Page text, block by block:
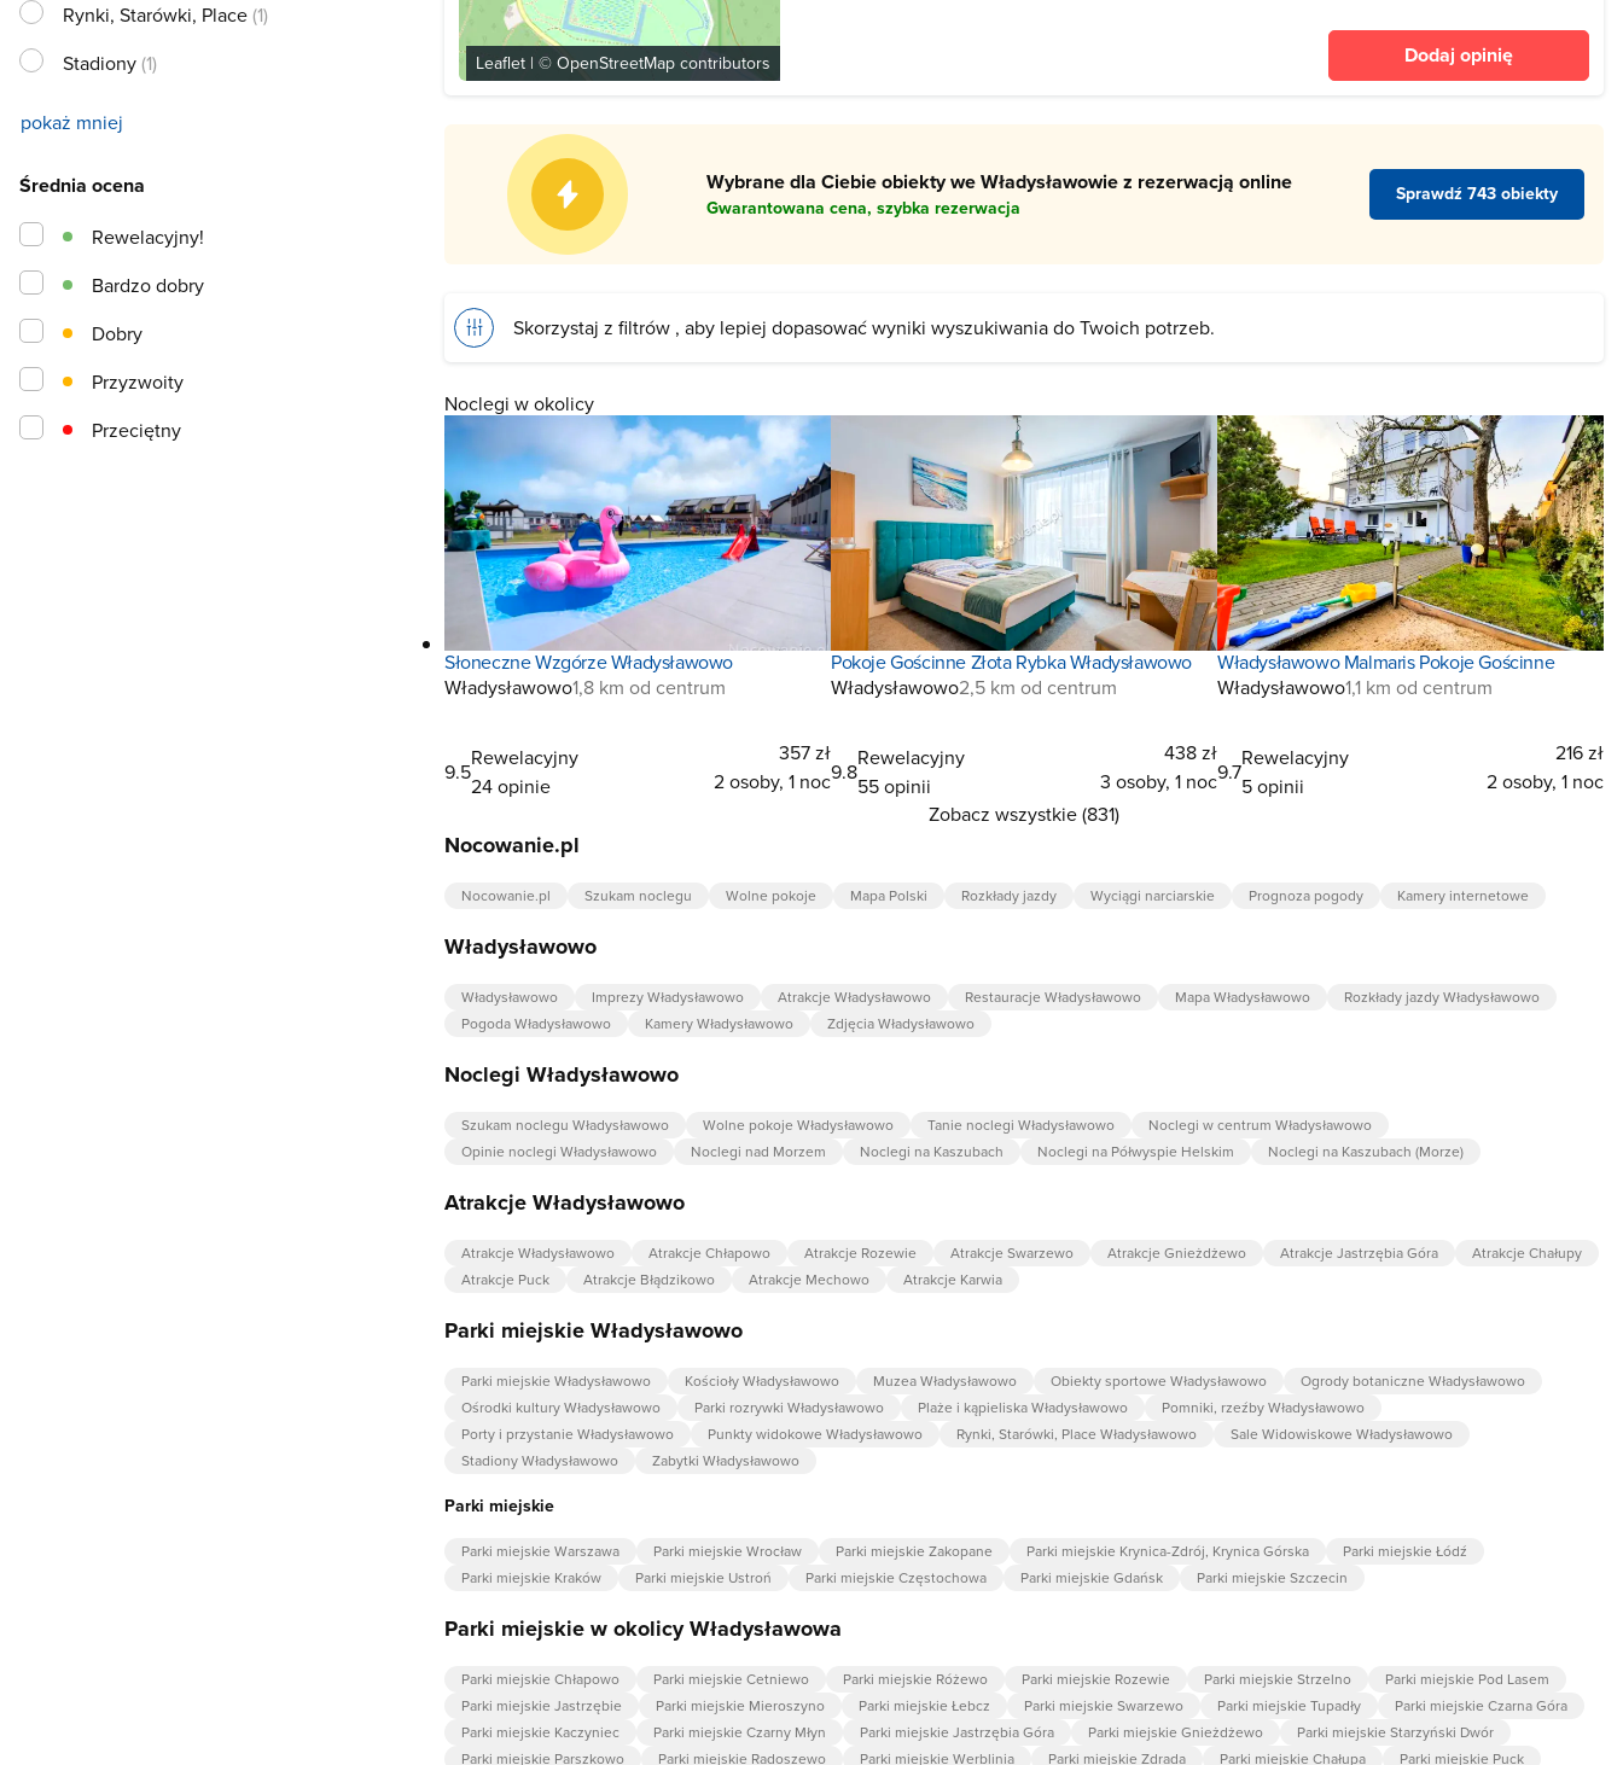
Leaflet | ©OpenStreetMap contributors Dodaj opinię
Wybrane dla Ciebie obiekty we Władysławowie z rezerwacją online
Gwarantowana cena, szybka rezerwacja
Sprawdź 743 obiekty
Skorzystaj z filtrów , aby lepiej dopasować wyniki wyszukiwania do Twoich potrzeb.
Noclegi w okolicy
Słoneczne Wzgórze Władysławowo
Władysławowo1,8 km od centrum
9.5
Rewelacyjny
24 opinie
357 zł
2 osoby, 1 noc
Pokoje Gościnne Złota Rybka Władysławowo
Władysławowo2,5 km od centrum
9.8
Rewelacyjny
55 opinii
438 zł
3 osoby, 1 noc
Władysławowo Malmaris Pokoje Gościnne
Władysławowo1,1 km od centrum
9.7
Rewelacyjny
5 opinii
216 zł
2 osoby, 1 noc
Zobacz wszystkie (831)
Nocowanie.pl
Nocowanie.pl Szukam noclegu Wolne pokoje Mapa Polski Rozkłady jazdy Wyciągi narciarskie Prognoza pogody Kamery internetowe
Władysławowo
Władysławowo Imprezy Władysławowo Atrakcje Władysławowo Restauracje Władysławowo Mapa Władysławowo
Rozkłady jazdy Władysławowo
Pogoda Władysławowo
Kamery Władysławowo Zdjęcia Władysławowo
Noclegi Władysławowo
Szukam noclegu Władysławowo Wolne pokoje Władysławowo Tanie noclegi Władysławowo
Noclegi w centrum Władysławowo
Opinie noclegi Władysławowo
Noclegi nad Morzem Noclegi na Kaszubach Noclegi na Półwyspie Helskim Noclegi na Kaszubach (Morze)
Atrakcje Władysławowo
Atrakcje Władysławowo Atrakcje Chłapowo Atrakcje Rozewie Atrakcje Swarzewo Atrakcje Gnieżdżewo Atrakcje Jastrzębia Góra
Atrakcje Chałupy
Atrakcje Puck
Atrakcje Błądzikowo Atrakcje Mechowo Atrakcje Karwia
Parki miejskie Władysławowo
Parki miejskie Władysławowo Kościoły Władysławowo Muzea Władysławowo Obiekty sportowe Władysławowo
Ogrody botaniczne Władysławowo
Ośrodki kultury Władysławowo
Parki rozrywki Władysławowo Plaże i kąpieliska Władysławowo
Pomniki, rzeźby Władysławowo
Porty i przystanie Władysławowo
Punkty widokowe Władysławowo Rynki, Starówki, Place Władysławowo
Sale Widowiskowe Władysławowo
Stadiony Władysławowo
Zabytki Władysławowo
Parki miejskie
Parki miejskie Warszawa Parki miejskie Wrocław Parki miejskie Zakopane Parki miejskie Krynica-Zdrój, Krynica Górska
Parki miejskie Łódź
Parki miejskie Kraków
Parki miejskie Ustroń Parki miejskie Częstochowa Parki miejskie Gdańsk Parki miejskie Szczecin
Parki miejskie w okolicy Władysławowa
Parki miejskie Chłapowo Parki miejskie Cetniewo Parki miejskie Różewo Parki miejskie Rozewie Parki miejskie Strzelno
Parki miejskie Pod Lasem
Parki miejskie Jastrzębie
Parki miejskie Mieroszyno Parki miejskie Łebcz Parki miejskie Swarzewo Parki miejskie Tupadły
Parki miejskie Czarna Góra
Parki miejskie Kaczyniec
Parki miejskie Czarny Młyn Parki miejskie Jastrzębia Góra Parki miejskie Gnieżdżewo
Parki miejskie Starzyński Dwór
Parki miejskie Parszkowo
Parki miejskie Radoszewo Parki miejskie Werblinia Parki miejskie Zdrada Parki miejskie Chałupa
Parki miejskie Puck
Rynki, Starówki, Place(1)
Stadiony(1)
pokaż mniej
Średnia ocena
Przeciętny
Przyzwoity
Dobry
Bardzo dobry
Rewelacyjny!